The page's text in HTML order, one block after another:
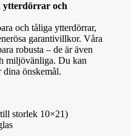
ytterdörrar och
och tåliga ytterdörrar,
garantivillkor. Våra
robusta – de är även
miljövänliga. Du kan
dina önskemål.
storlek 10×21)